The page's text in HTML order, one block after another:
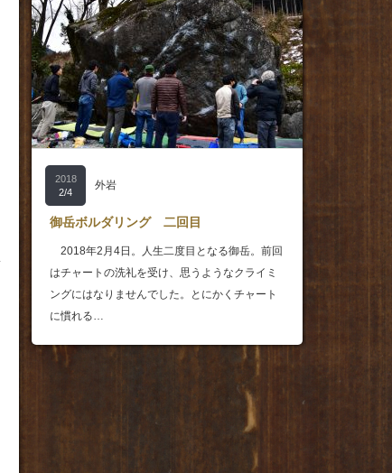
2018
2/4
外岩
御岳ボルダリング 二回目
2018年2月4日。人生二度目となる御岳。前回
はチャートの洗礼を受け、思うようなクライミ
ングにはなりませんでした。とにかくチャート
に慣れる…